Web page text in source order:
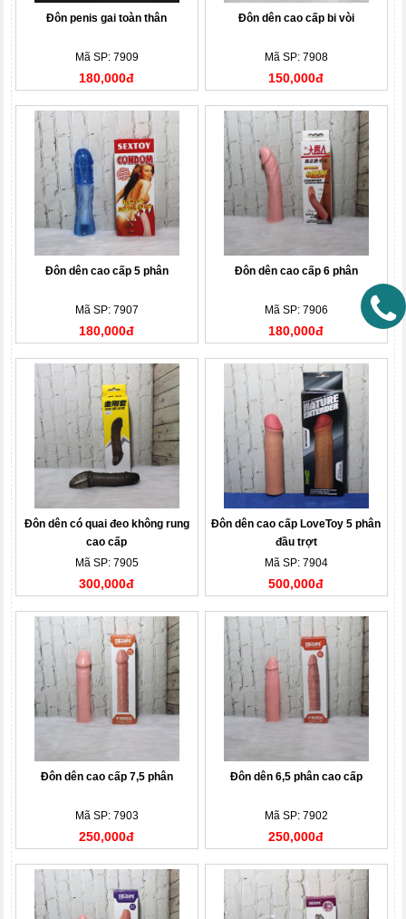
Đôn penis gai toàn thân
Mã SP: 7909
180,000đ
Đôn dên cao cấp bi vòi
Mã SP: 7908
150,000đ
Đôn dên cao cấp 5 phân
Mã SP: 7907
180,000đ
Đôn dên cao cấp 6 phân
Mã SP: 7906
180,000đ
Đôn dên có quai đeo không rung
cao cấp
Mã SP: 7905
300,000đ
Đôn dên cao cấp LoveToy 5 phân
đầu trợt
Mã SP: 7904
500,000đ
Đôn dên cao cấp 7,5 phân
Mã SP: 7903
250,000đ
Đôn dên 6,5 phân cao cấp
Mã SP: 7902
250,000đ